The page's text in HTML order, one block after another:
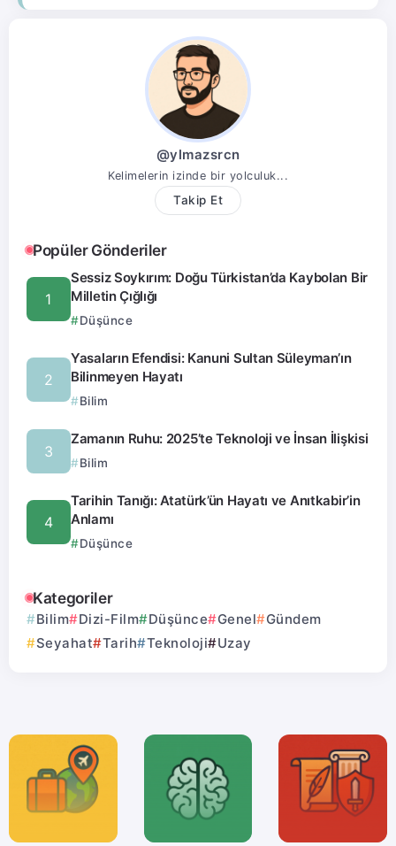
@ylmazsrcn
Kelimelerin izinde bir yolculuk...
Takip Et
Popüler Gönderiler
Sessiz Soykırım: Doğu Türkistan’da Kaybolan Bir
Milletin Çığlığı
Düşünce
Yasaların Efendisi: Kanuni Sultan Süleyman’ın
Bilinmeyen Hayatı
Bilim
Zamanın Ruhu: 2025’te Teknoloji ve İnsan İlişkisi
Bilim
Tarihin Tanığı: Atatürk’ün Hayatı ve Anıtkabir’in
Anlamı
Düşünce
Kategoriler
Bilim Dizi-Film Düşünce Genel
Gündem
Seyahat
Tarih Teknoloji Uzay